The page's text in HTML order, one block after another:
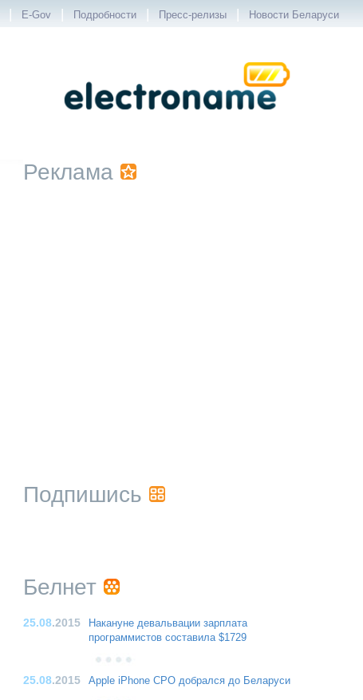
| E-Gov | Подробности | Пресс-релизы | Новости Беларуси
Реклама
Подпишись
Белнет
25.08.2015
Накануне девальвации зарплата
программистов составила $1729
25.08.2015 Apple iPhone CPO добрался до Беларуси